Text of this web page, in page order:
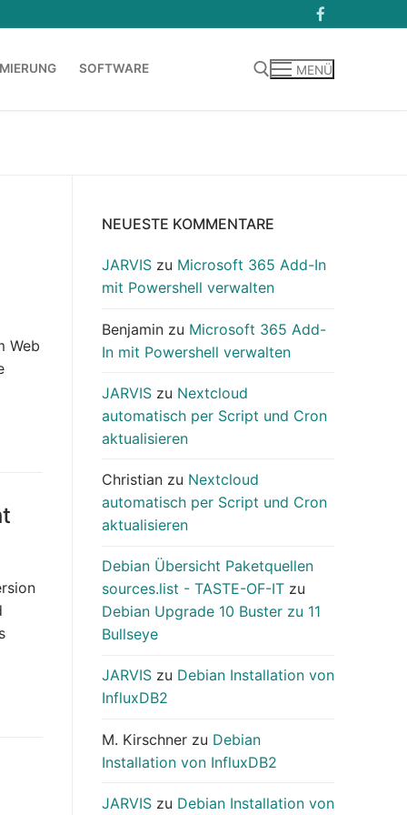
SOFTWARE MENÜ
Web
NEUESTE KOMMENTARE
JARVIS zu Microsoft 365 Add-In
mit Powershell verwalten
Benjamin zu Microsoft 365 Add-
In mit Powershell verwalten
JARVIS zu Nextcloud
automatisch per Script und Cron
aktualisieren
Christian zu Nextcloud
automatisch per Script und Cron
aktualisieren
Debian Übersicht Paketquellen
sources.list - TASTE-OF-IT zu
Debian Upgrade 10 Buster zu 11
Bullseye
JARVIS zu Debian Installation von
InfluxDB2
M. Kirschner zu Debian
Installation von InfluxDB2
JARVIS zu Debian Installation von